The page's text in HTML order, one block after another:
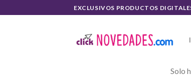
to
EXCLUSIVOS PRODUCTOS
Solo